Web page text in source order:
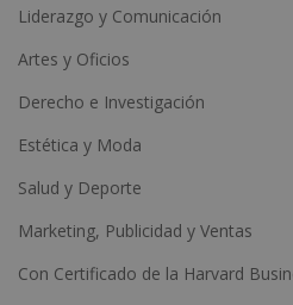
Liderazgo y Comunicación
Artes y Oficios
Derecho e Investigación
Estética y Moda
Salud y Deporte
Marketing, Publicidad y Ventas
Con Certificado de la Harvard